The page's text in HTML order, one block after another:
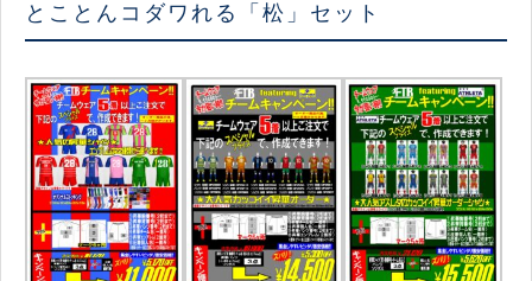
とことんコダワれる「松」セット